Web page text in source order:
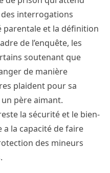
des interrogations
parentale et la définition
de l’enquête, les
soutenant que
de manière
plaident pour sa
père aimant.
la sécurité et le bien-
la capacité de faire
des mineurs